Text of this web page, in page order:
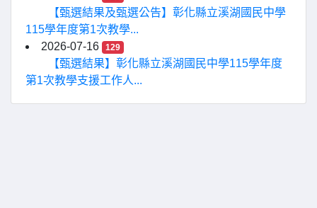
【甄選結果及甄選公告】彰化縣立溪湖國民中學
115學年度第1次教學...
2026-07-16
129
【甄選結果】彰化縣立溪湖國民中學115學年度
第1次教學支援工作人...